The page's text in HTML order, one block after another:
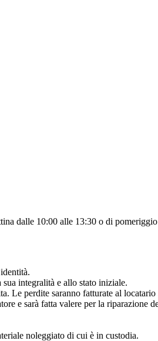
dalle 10:00 alle 13:30 o di
integralità e allo stato iniziale.
Le perdite saranno fatturate al
e sarà fatta valere per la riparazione
noleggiato di cui è in custodia.